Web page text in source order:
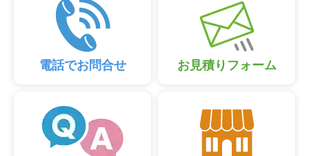
電話でお問合せ お見積りフォーム